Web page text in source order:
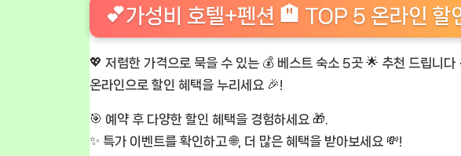
💕가성비 호텔+펜션 🏨 TOP 5 온라인 할
💖 저렴한 가격으로 묵을 수 있는 💰 베스트 숙소 5곳 🌟 추천 드립니다
온라인으로 할인 혜택을 누리세요 🎉!
🎯 예약 후 다양한 할인 혜택을 경험하세요 🎁.
✨ 특가 이벤트를 확인하고 🌐, 더 많은 혜택을 받아보세요 💸!